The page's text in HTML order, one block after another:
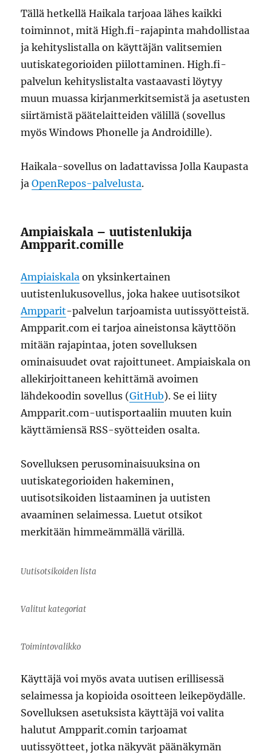
Tällä hetkellä Haikala tarjoaa lähes kaikki
toiminnot, mitä High.fi-rajapinta mahdollistaa
ja kehityslistalla on käyttäjän valitsemien
uutiskategorioiden piilottaminen. High.fi-
palvelun kehityslistalta vastaavasti löytyy
muun muassa kirjanmerkitsemistä ja asetusten
siirtämistä päätelaitteiden välillä (sovellus
myös Windows Phonelle ja Androidille).
Haikala-sovellus on ladattavissa Jolla Kaupasta
jaOpenRepos-palvelusta.
Ampiaiskala – uutistenlukija
Ampparit.comille
Ampiaiskala on yksinkertainen
uutistenlukusovellus, joka hakee uutisotsikot
Ampparit-palvelun tarjoamista uutissyötteistä.
Ampparit.com ei tarjoa aineistonsa käyttöön
mitään rajapintaa, joten sovelluksen
ominaisuudet ovat rajoittuneet. Ampiaiskala on
allekirjoittaneen kehittämä avoimen
lähdekoodin sovellus (GitHub). Se ei liity
Ampparit.com-uutisportaaliin muuten kuin
käyttämiensä RSS-syötteiden osalta.
Sovelluksen perusominaisuuksina on
uutiskategorioiden hakeminen,
uutisotsikoiden listaaminen ja uutisten
avaaminen selaimessa. Luetut otsikot
merkitään himmeämmällä värillä.
Uutisotsikoiden lista
Valitut kategoriat
Toimintovalikko
Käyttäjä voi myös avata uutisen erillisessä
selaimessa ja kopioida osoitteen leikepöydälle.
Sovelluksen asetuksista käyttäjä voi valita
halutut Ampparit.comin tarjoamat
uutissyötteet, jotka näkyvät päänäkymän